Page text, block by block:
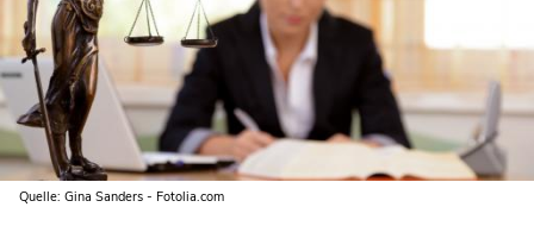
Quelle: Gina Sanders - Fotolia.com